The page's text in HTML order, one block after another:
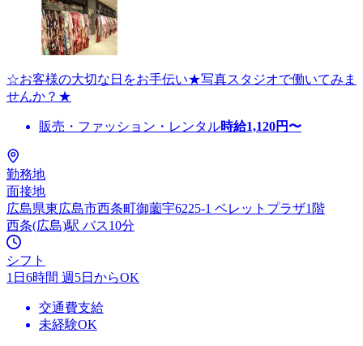
☆お客様の大切な日をお手伝い★写真スタジオで働いてみま
せんか？★
販売・ファッション・レンタル時給1,120円〜
勤務地
面接地
広島県東広島市西条町御薗宇6225-1 ベレットプラザ1階
西条(広島)駅 バス10分
シフト
1日6時間 週5日からOK
交通費支給
未経験OK